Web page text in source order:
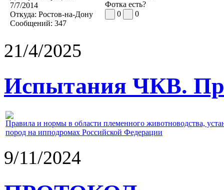
7/7/2014
Откуда: Ростов-на-Дону
Сообщений: 347
Фотка есть?
0
0
21/4/2025
Испытания ЧКВ.
Правила и нормы в области племенного животноводства,
пород на ипподромах Российской Федерации
9/11/2024